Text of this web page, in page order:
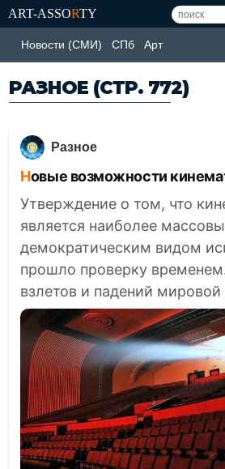
ART-ASSORTY
Новости (СМИ) СПб Арт
РАЗНОЕ (СТР. 772)
Разное
Новые возможности
Утверждение о том, что
является наиболее
демократическим видом
прошло проверку
взлетов и падений мировой